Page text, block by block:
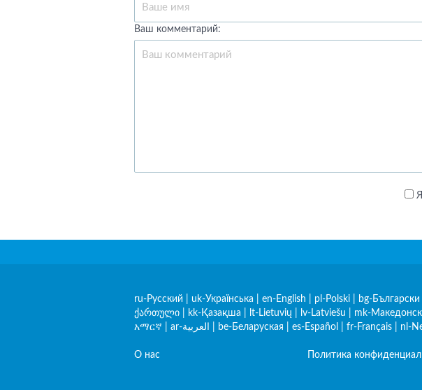
Ваш комментарий:
ru-Русский uk-Українська en-English pl-Polski bg-Български
ქართული
kk-Қазақша lt-Lietuvių lv-Latviešu mk-
አማርኛ
ar-العربية be-Беларуская es-Español fr-Français nl-
О нас Политика